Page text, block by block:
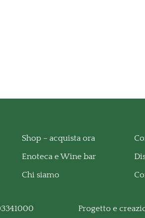
Shop – acquista ora
Enoteca e Wine bar
Chi siamo
Progetto e